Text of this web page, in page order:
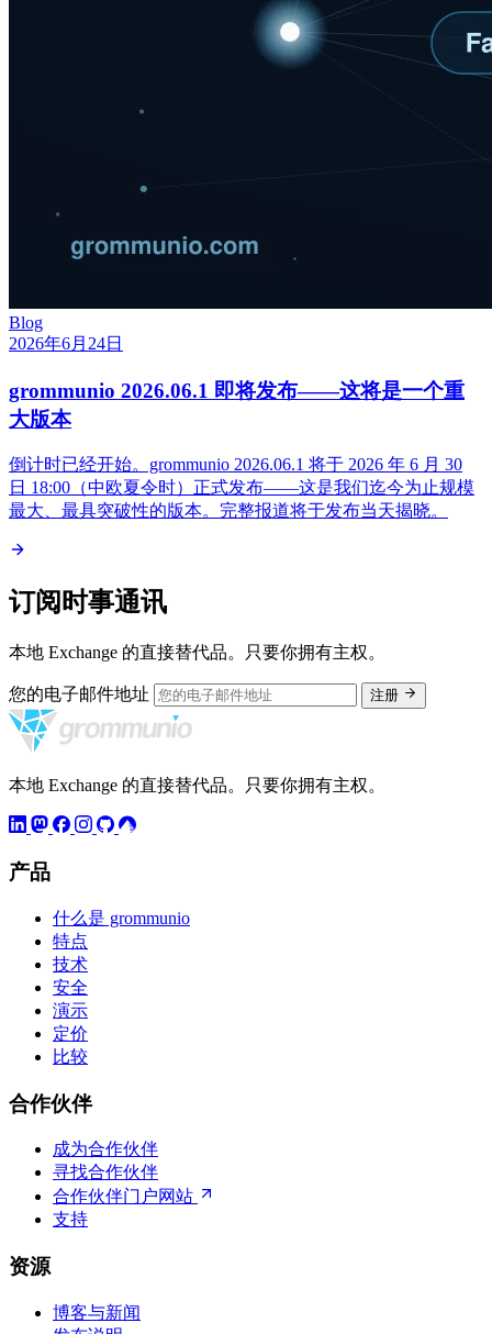
Blog
2026年6月24日
grommunio 2026.06.1 即将发布——这将是一个重
大版本
倒计时已经开始。grommunio 2026.06.1 将于 2026 年 6 月 30
日 18:00（中欧夏令时）正式发布——这是我们迄今为止规模
最大、最具突破性的版本。完整报道将于发布当天揭晓。
订阅时事通讯
本地 Exchange 的直接替代品。只要你拥有主权。
您的电子邮件地址 注册
本地 Exchange 的直接替代品。只要你拥有主权。
产品
什么是 grommunio
特点
技术
安全
演示
定价
比较
合作伙伴
成为合作伙伴
寻找合作伙伴
合作伙伴门户网站
支持
资源
博客与新闻